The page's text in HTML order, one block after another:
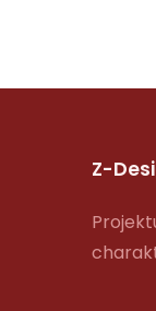
Z-